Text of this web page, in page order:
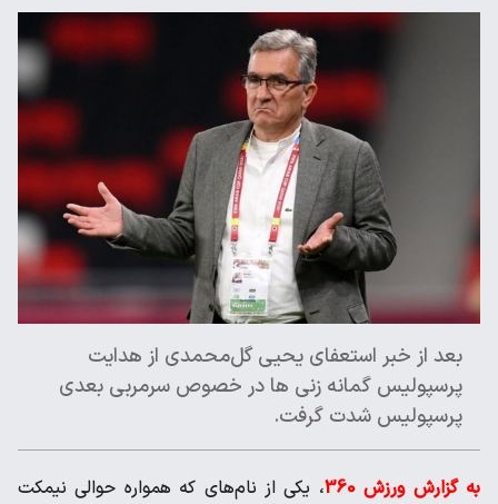
بعد از خبر استعفای یحیی گل‌محمدی از هدایت
پرسپولیس گمانه زنی ها در خصوص سرمربی بعدی
پرسپولیس شدت گرفت.
به گزارش ورزش 360
، یکی از نام‌های که همواره حوالی نیمکت